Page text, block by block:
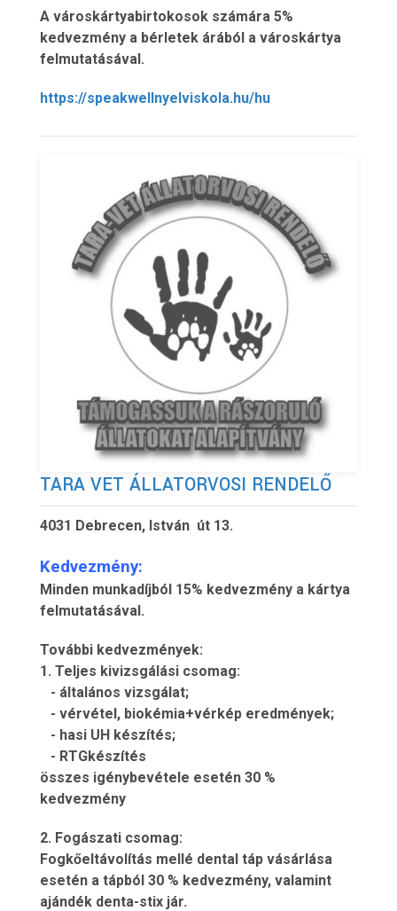
A városkártyabirtokosok számára 5%
kedvezmény a bérletek árából a városkártya
felmutatásával.
https://speakwellnyelviskola.hu/hu
TARA VET ÁLLATORVOSI RENDELŐ
4031 Debrecen, István út 13.
Kedvezmény:
Minden munkadíjból 15% kedvezmény a kártya
felmutatásával.
További kedvezmények:
1. Teljes kivizsgálási csomag:
- általános vizsgálat;
- vérvétel, biokémia+vérkép eredmények;
- hasi UH készítés;
- RTGkészítés
összes igénybevétele esetén 30 %
kedvezmény
2. Fogászati csomag:
Fogkőeltávolítás mellé dental táp vásárlása
esetén a tápból 30 % kedvezmény, valamint
ajándék denta-stix jár.